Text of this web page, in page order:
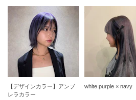
【デザインカラー】アンブ
レラカラー
white purple × navy